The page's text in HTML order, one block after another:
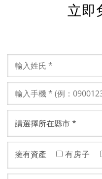
立即
擁有資產 有房子